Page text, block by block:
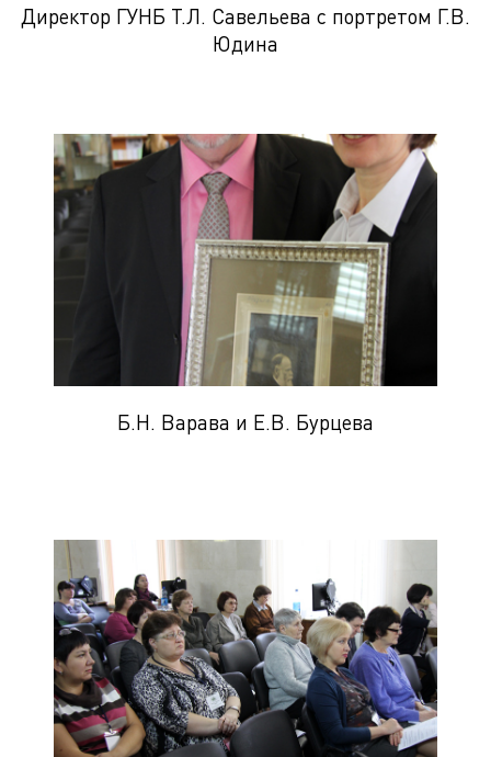
Директор ГУНБ Т.Л. Савельева с портретом Г.В.
Юдина
Б.Н. Варава и Е.В. Бурцева